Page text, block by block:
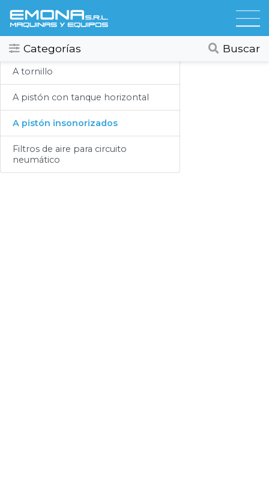
Categorías Buscar
Categorias
Todos
Compresores
Compresores
Ver todos
A tornillo
A pistón con tanque horizontal
A pistón insonorizados
Filtros de aire para circuito
neumático
Secadores
Hidrolavadoras
Lubricación
Limpieza